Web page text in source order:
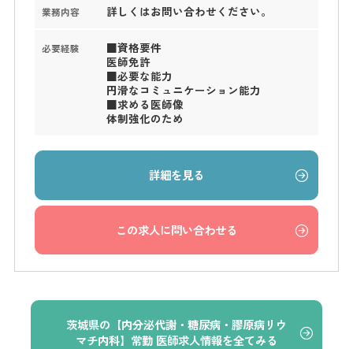
業務内容 詳しくはお問い合わせください。
必要経験
■資格要件
医師免許
■必要な能力
円滑なコミュニケーション能力
■求める医師像
体制強化のため
詳細を見る
この求人に問い合わせる
茨城県の【内分泌代謝・糖尿病・膠原病リウ
マチ内科】常勤 医師求人情報を全てみる